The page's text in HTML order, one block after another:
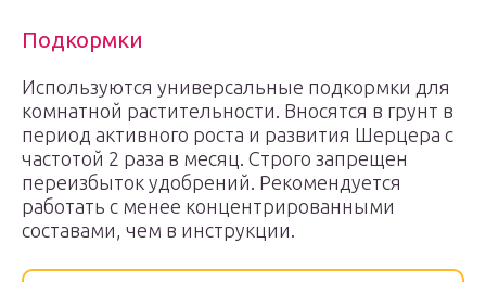
Подкормки
Используются универсальные подкормки для
комнатной растительности. Вносятся в грунт в
период активного роста и развития Шерцера с
частотой 2 раза в месяц. Строго запрещен
переизбыток удобрений. Рекомендуется
работать с менее концентрированными
составами, чем в инструкции.